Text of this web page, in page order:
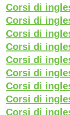
Corsi di
Corsi di
Corsi di
Corsi di
Corsi di
Corsi di
Corsi di
Corsi di
Corsi di